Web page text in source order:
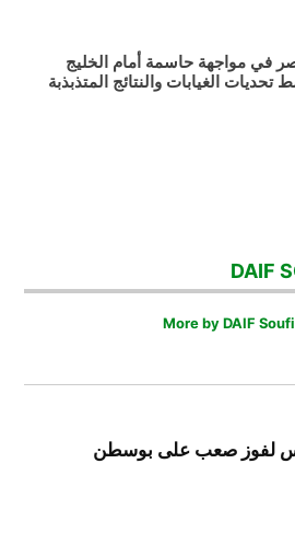
في مواجهة حاسمة أمام الخليج
تحديات الغيابات والنتائج المتذبذبة
DAIF
More by DAIF
لفوز صعب على بوسطن